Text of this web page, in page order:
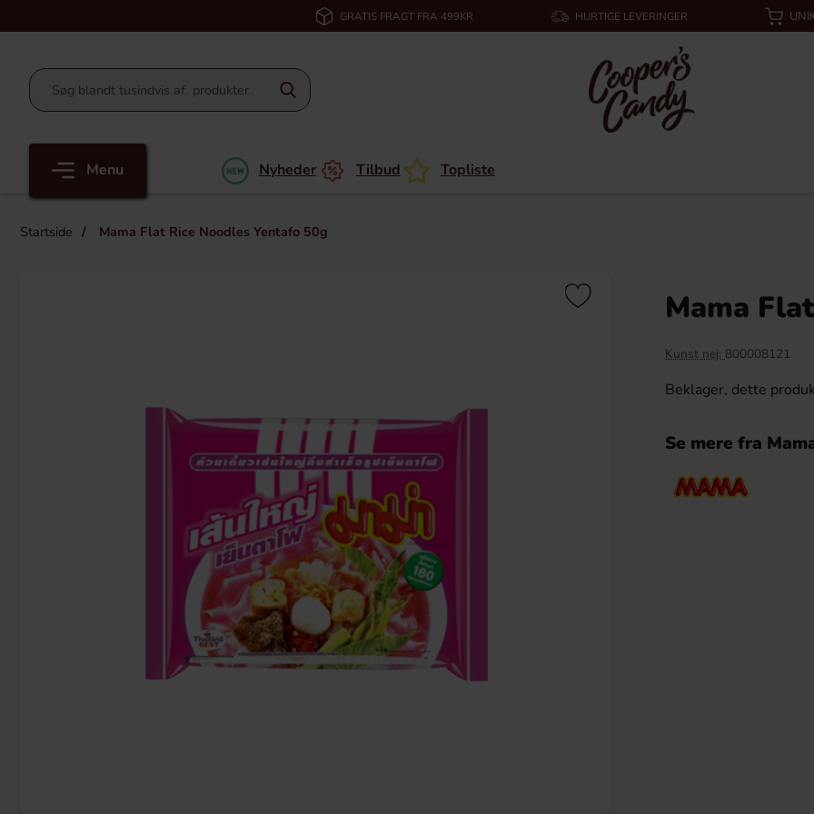
GRATIS FRAGT FRA 499KR HURTIGE LEVERINGER
Menu Nyheder Tilbud Topliste
Startside Mama Flat Rice Noodles Yentafo 50g
Mama
Kunst nej: 800008121
Beklager, dette
Se mere fra